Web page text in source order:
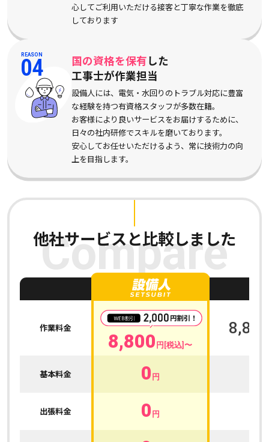
心してご利用いただける接客と丁寧な作業を徹底
しております
REASON
04 国の資格を保有した
工事士が作業担当
設備人には、電気・水回りのトラブル対応に豊富
な経験を持つ有資格スタッフが多数在籍。
お客様により良いサービスをお届けするために、
日々の社内研修でスキルを磨いております。
安心してお任せいただけるよう、常に技術力の向
上を目指します。
Compare
他社サービスと比較しました
作業料金
8,800 円[税込]〜
8,800
基本料金 0 円
出張料金 0 円